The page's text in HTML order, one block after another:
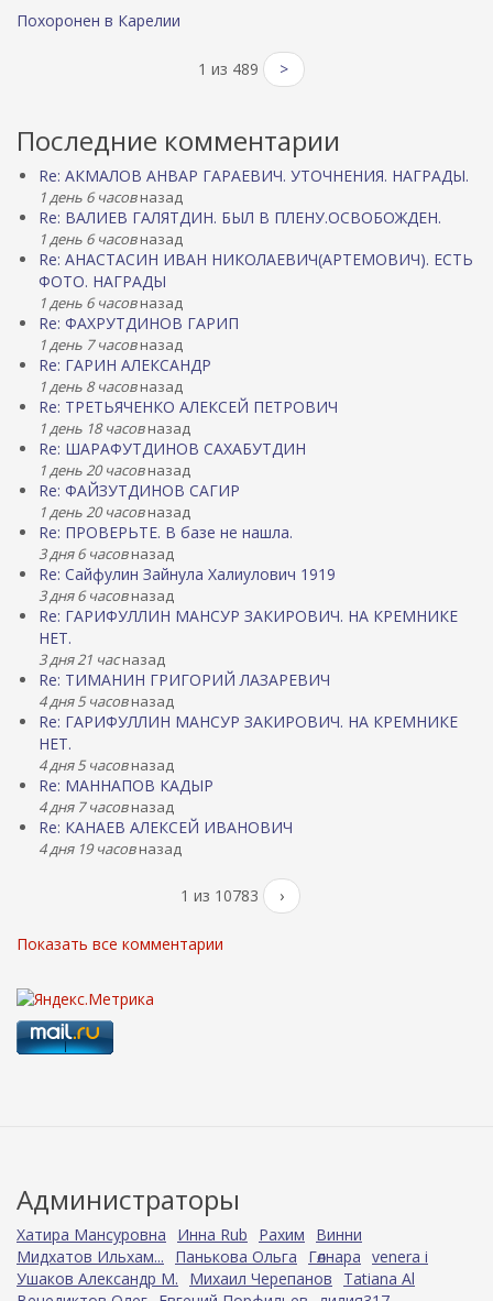
Похоронен в Карелии
1 из 489 >
Последние комментарии
Re: АКМАЛОВ АНВАР ГАРАЕВИЧ. УТОЧНЕНИЯ. НАГРАДЫ.
1 день 6 часовназад
Re: ВАЛИЕВ ГАЛЯТДИН. БЫЛ В ПЛЕНУ.ОСВОБОЖДЕН.
1 день 6 часовназад
Re: АНАСТАСИН ИВАН НИКОЛАЕВИЧ(АРТЕМОВИЧ). ЕСТЬ
ФОТО. НАГРАДЫ
1 день 6 часовназад
Re: ФАХРУТДИНОВ ГАРИП
1 день 7 часовназад
Re: ГАРИН АЛЕКСАНДР
1 день 8 часовназад
Re: ТРЕТЬЯЧЕНКО АЛЕКСЕЙ ПЕТРОВИЧ
1 день 18 часовназад
Re: ШАРАФУТДИНОВ САХАБУТДИН
1 день 20 часовназад
Re: ФАЙЗУТДИНОВ САГИР
1 день 20 часовназад
Re: ПРОВЕРЬТЕ. В базе не нашла.
3 дня 6 часовназад
Re: Сайфулин Зайнула Халиулович 1919
3 дня 6 часовназад
Re: ГАРИФУЛЛИН МАНСУР ЗАКИРОВИЧ. НА КРЕМНИКЕ
НЕТ.
3 дня 21 часназад
Re: ТИМАНИН ГРИГОРИЙ ЛАЗАРЕВИЧ
4 дня 5 часовназад
Re: ГАРИФУЛЛИН МАНСУР ЗАКИРОВИЧ. НА КРЕМНИКЕ
НЕТ.
4 дня 5 часовназад
Re: МАННАПОВ КАДЫР
4 дня 7 часовназад
Re: КАНАЕВ АЛЕКСЕЙ ИВАНОВИЧ
4 дня 19 часовназад
1 из 10783 ›
Показать все комментарии
Администраторы
Хатира Мансуровна Инна Rub Рахим
Винни
Мидхатов Ильхам...
Панькова Ольга Гөлнара venera i
Ушаков Александр М.
Михаил Черепанов
Tatiana Al